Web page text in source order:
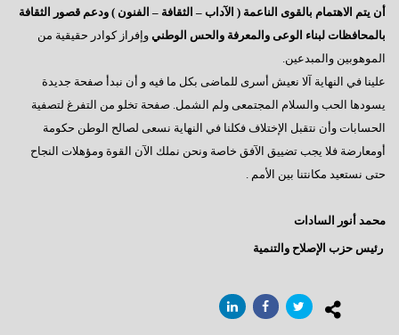
المعارضة الحائرة
إلى أين نتجه ؟
السادات: أخيراً انتهت المؤامرة الأمريكية
أكتوبر وآمال تتجدد
رجاءاً إهتموا بالعمال
فى قلوبنا يا سيناء
مصر تنادينا,, إتركونى أتنفس
أن يتم الاهتمام بالقوى الناعمة ( الآداب – الثقافة – الفنون ) ودعم قصور الثقافة
بالمحافظات لبناء الوعى والمعرفة والحس الوطني وإفراز كوادر حقيقية من
الموهوبين والمبدعين.
علينا في النهاية آلا نعيش أسرى للماضى بكل ما فيه و أن نبدأ صفحة جديدة
يسودها الحب والسلام المجتمعى ولم الشمل. صفحة تخلو من التفرغ لتصفية
الحسابات وأن نتقبل الإختلاف فكلنا في النهاية نسعى لصالح الوطن حكومة
أومعارضة فلا يجب تضييق الآفق خاصة ونحن نملك الآن القوة ومؤهلات النجاح
حتى نستعيد مكانتنا بين الأمم .
محمد أنور السادات
رئيس حزب الإصلاح والتنمية